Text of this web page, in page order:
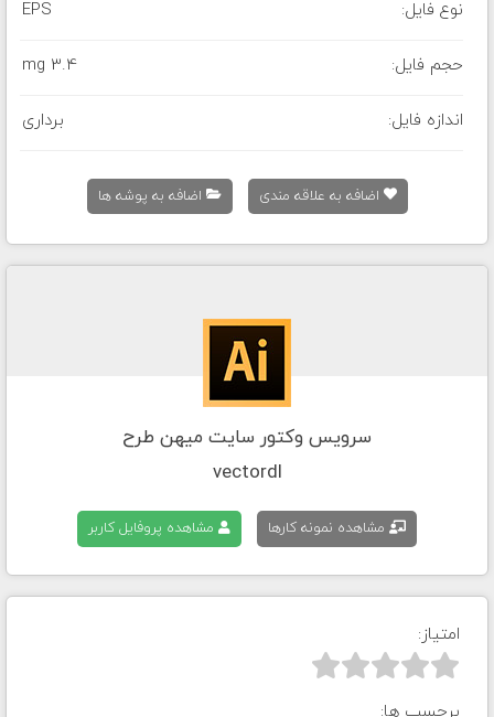
نوع فایل: EPS
حجم فایل: 3.4 mg
اندازه فایل: برداری
اضافه به علاقه مندی اضافه به پوشه ها
سرویس وکتور سایت میهن طرح
vectordl
مشاهده نمونه کارها مشاهده پروفایل کاربر
امتیاز:



برچسب ها: